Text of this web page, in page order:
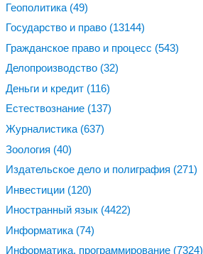
Геополитика (49)
Государство и право (13144)
Гражданское право и процесс (543)
Делопроизводство (32)
Деньги и кредит (116)
Естествознание (137)
Журналистика (637)
Зоология (40)
Издательское дело и полиграфия (271)
Инвестиции (120)
Иностранный язык (4422)
Информатика (74)
Информатика, программирование (7324)